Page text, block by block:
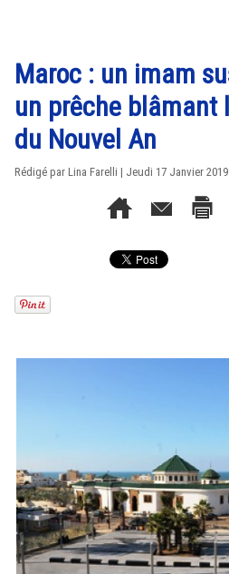
Maroc : un imam
un prêche blâmant
du Nouvel An
Rédigé par Lina Farelli | Jeudi 17 Janvier 2019